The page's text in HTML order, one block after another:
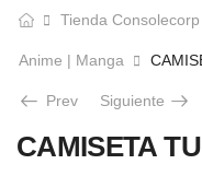
Tienda Consolecorp
Anime | Manga
Prev Siguiente
CAMISETA